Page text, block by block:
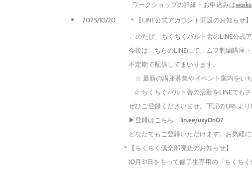
ワークショップの詳細・お申込みは
2025/10/20 ＊【LINE公式アカウント開設のお知らせ】
このたび、ちくちくバルト舎のLINE公式アカウン
今後はこちらのLINEにて、ムフ刺繍講座・ワークショ
不定期で配信してまいります。
☆ 最新の講座募集やイベント案内をいち早く
☆ ちくちくバルト舎の活動をLINEでもチェッ
ぜひご登録くださいませ。下記のURLより簡単に
▶︎登録はこちら lin.ee/uxyDn07
どなたでもご登録いただけます。お気軽にご
＊【ちくちく倶楽部廃止のお知らせ】
10月31日をもって修了生専用の「ちくちく倶楽部